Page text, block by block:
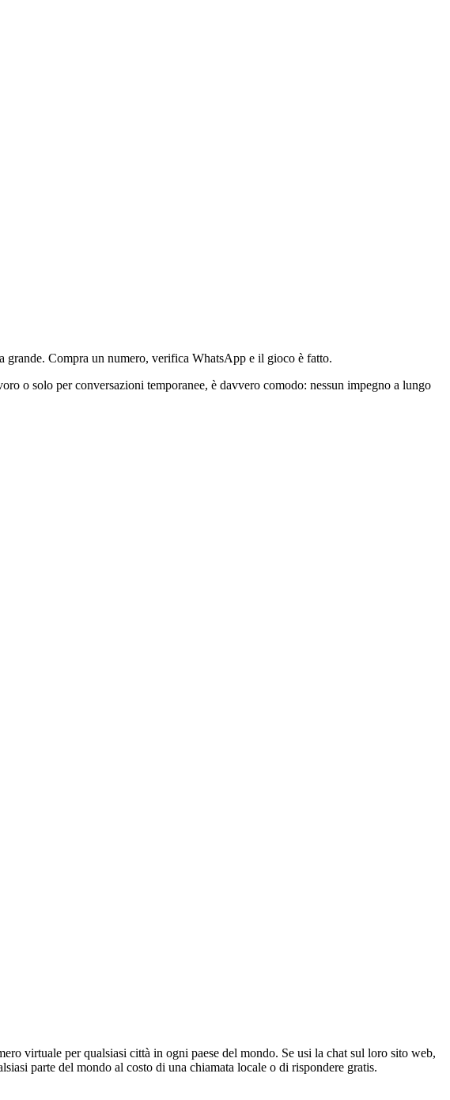
grande. Compra un numero, verifica WhatsApp e il gioco è fatto.
o solo per conversazioni temporanee, è davvero comodo: nessun impegno a lungo
virtuale per qualsiasi città in ogni paese del mondo. Se usi la chat sul loro sito web,
parte del mondo al costo di una chiamata locale o di rispondere gratis.